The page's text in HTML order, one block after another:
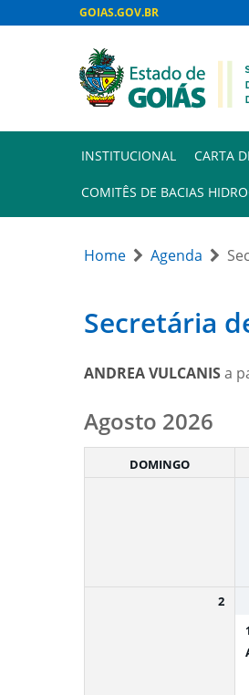
GOIAS.GOV.BR
INSTITUCIONAL CARTA
COMITÊS DE BACIAS
Home Agenda
Secretária
ANDREA VULCANISa
Month
selection
Agosto 2026
DOMINGO
2